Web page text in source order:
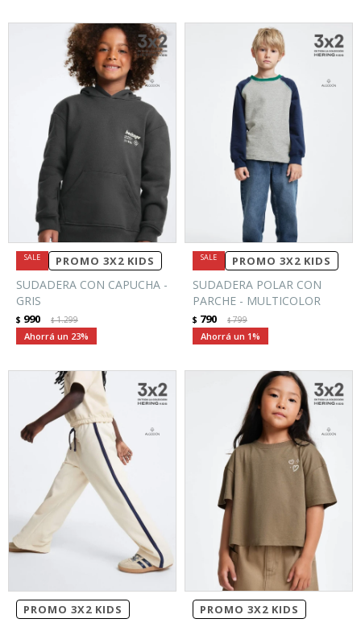
PROMO 3X2 KIDS
SUDADERA CON CAPUCHA -
GRIS
$ 990 $1.299
23
PROMO 3X2 KIDS
SUDADERA POLAR CON
PARCHE - MULTICOLOR
$ 790 $799
1
PROMO 3X2 KIDS PROMO 3X2 KIDS